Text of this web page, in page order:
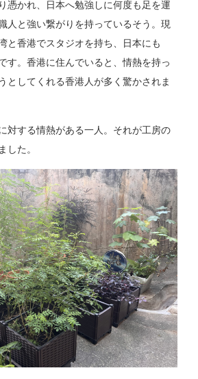
憑かれ、日本へ勉強しに何度も足を運
人と強い繋がりを持っているそう。現
と香港でスタジオを持ち、日本にも
す。香港に住んでいると、情熱を持っ
としてくれる香港人が多く驚かされま
対する情熱がある一人。それが工房の
した。